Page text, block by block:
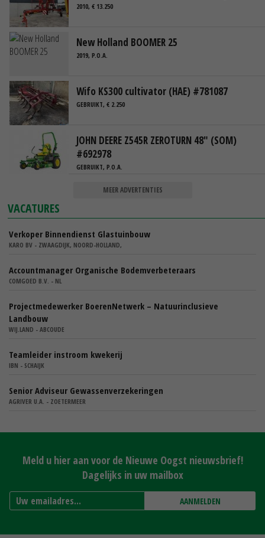
2010, € 13.250
New Holland BOOMER 25
2019, P.O.A.
Wifo KS300 cultivator (HAE) #781087
GEBRUIKT, € 2.250
JOHN DEERE Z545R ZEROTURN 48" (SOM)
#692978
GEBRUIKT, P.O.A.
MEER ADVERTENTIES
VACATURES
Verkoper Binnendienst Glastuinbouw
KARO BV - ZWAAGDIJK, NOORD-HOLLAND,
Accountmanager Organische Bodemverbeteraars
COMGOED B.V. - NL
Projectmedewerker BoerenNetwerk – Natuurinclusieve
Landbouw
WIJ.LAND - ABCOUDE
Teamleider instroom kwekerij
IBN - SCHAIJK
Senior Adviseur Gewassenverzekeringen
AGRIVER U.A. - ZOETERMEER
Meld u hier aan voor de Nieuwe Oogst nieuwsbrief!
Dagelijks in uw mailbox
AANMELDEN